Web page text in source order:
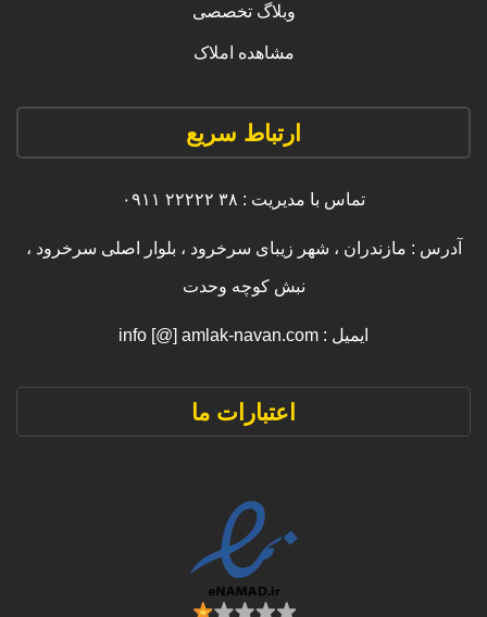
وبلاگ تخصصی
مشاهده املاک
ارتباط سریع
تماس با مدیریت : ۳۸ ۲۲۲۲۲ ۰۹۱۱
آدرس : مازندران ، شهر زیبای سرخرود ، بلوار اصلی سرخرود ،
نبش کوچه وحدت
ایمیل : info [@] amlak-navan.com
اعتبارات ما